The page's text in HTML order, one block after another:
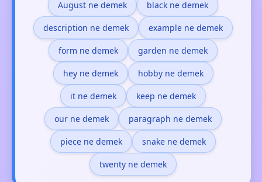
August ne demek black ne demek
description ne demek example ne demek
form ne demek garden ne demek
hey ne demek hobby ne demek
it ne demek keep ne demek
our ne demek paragraph ne demek
piece ne demek snake ne demek
twenty ne demek